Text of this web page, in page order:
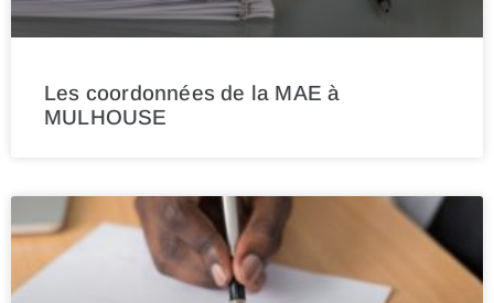
Les coordonnées de la MAE à
MULHOUSE